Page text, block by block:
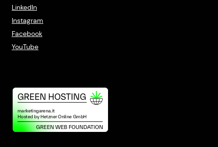
LinkedIn
Instagram
Facebook
YouTube